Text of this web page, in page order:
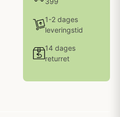
1-2 dages
leveringstid
14 dages
returret